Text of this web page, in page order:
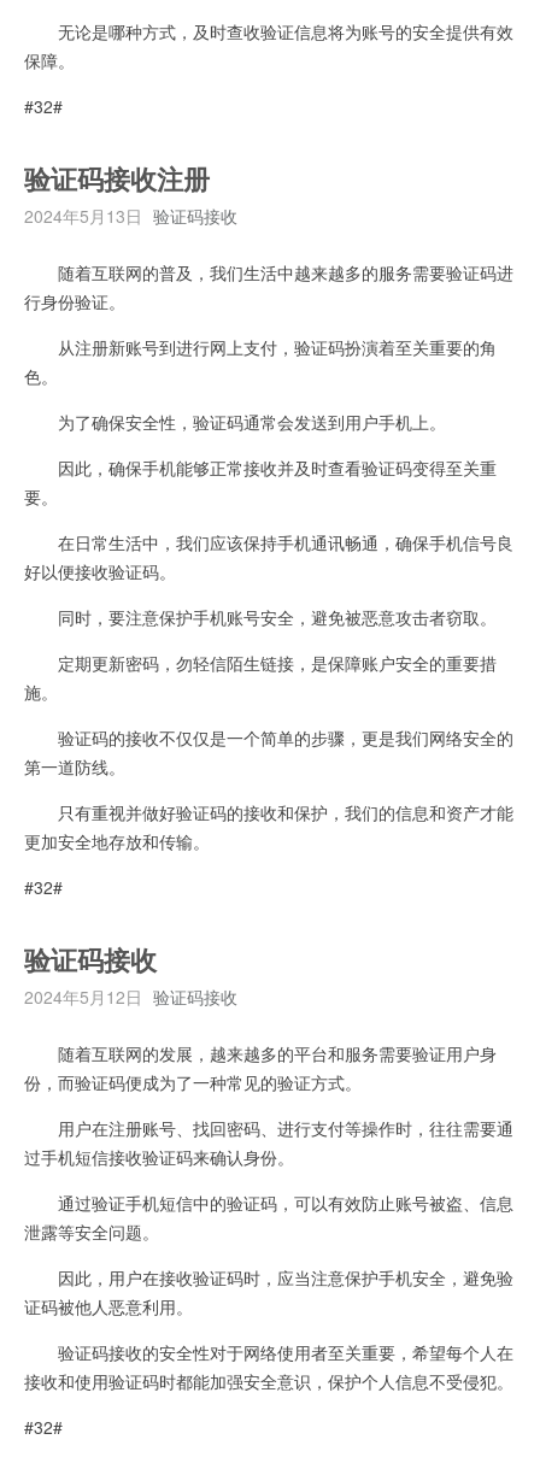
无论是哪种方式，及时查收验证信息将为账号的安全提供有效
保障。
#32#
验证码接收注册
2024年5月13日 验证码接收
随着互联网的普及，我们生活中越来越多的服务需要验证码进
行身份验证。
从注册新账号到进行网上支付，验证码扮演着至关重要的角
色。
为了确保安全性，验证码通常会发送到用户手机上。
因此，确保手机能够正常接收并及时查看验证码变得至关重
要。
在日常生活中，我们应该保持手机通讯畅通，确保手机信号良
好以便接收验证码。
同时，要注意保护手机账号安全，避免被恶意攻击者窃取。
定期更新密码，勿轻信陌生链接，是保障账户安全的重要措
施。
验证码的接收不仅仅是一个简单的步骤，更是我们网络安全的
第一道防线。
只有重视并做好验证码的接收和保护，我们的信息和资产才能
更加安全地存放和传输。
#32#
验证码接收
2024年5月12日 验证码接收
随着互联网的发展，越来越多的平台和服务需要验证用户身
份，而验证码便成为了一种常见的验证方式。
用户在注册账号、找回密码、进行支付等操作时，往往需要通
过手机短信接收验证码来确认身份。
通过验证手机短信中的验证码，可以有效防止账号被盗、信息
泄露等安全问题。
因此，用户在接收验证码时，应当注意保护手机安全，避免验
证码被他人恶意利用。
验证码接收的安全性对于网络使用者至关重要，希望每个人在
接收和使用验证码时都能加强安全意识，保护个人信息不受侵犯。
#32#